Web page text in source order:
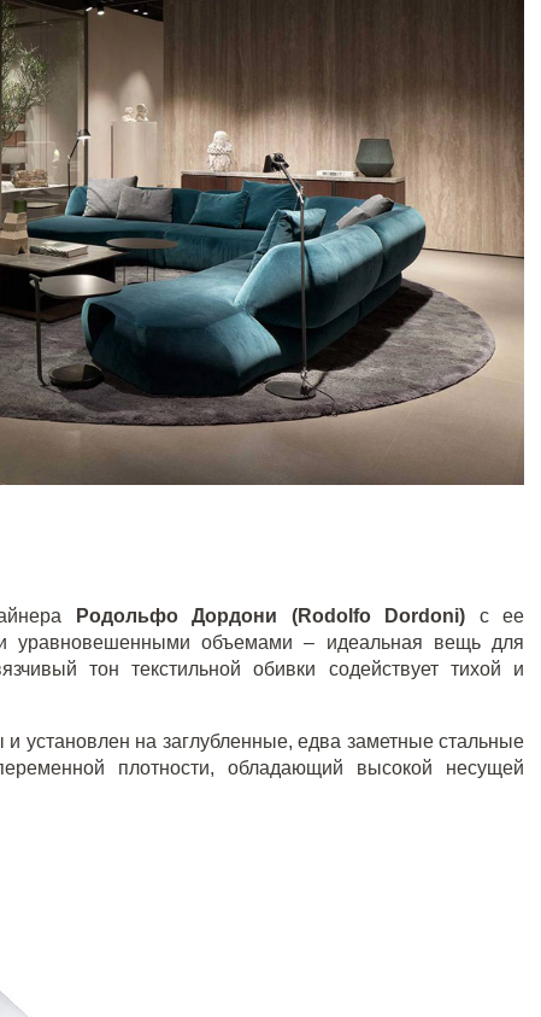
Родольфо Дордони (Rodolfo Dordoni) с ее
уравновешенными объемами – идеальная вещь для
тон текстильной обивки содействует тихой и
установлен на заглубленные, едва заметные стальные
плотности, обладающий высокой несущей